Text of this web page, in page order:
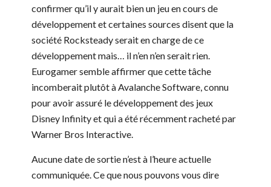
confirmer qu’il y aurait bien un jeu en cours de
développement et certaines sources disent que la
société Rocksteady serait en charge de ce
développement mais… il n’en n’en serait rien.
Eurogamer semble affirmer que cette tâche
incomberait plutôt à Avalanche Software, connu
pour avoir assuré le développement des jeux
Disney Infinity et qui a été récemment racheté par
Warner Bros Interactive.
Aucune date de sortie n’est à l’heure actuelle
communiquée. Ce que nous pouvons vous dire